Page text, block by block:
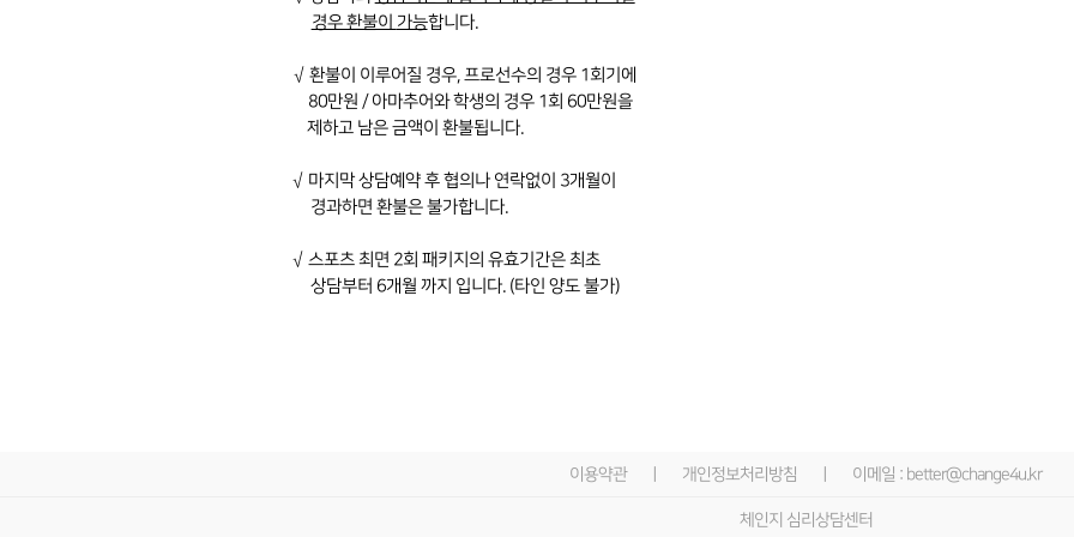
경우 환불이 가능합니다.
√ 환불이 이루어질 경우, 프로선수의 경우 1회기에
80만원 / 아마추어와 학생의 경우 1회 60만원을
제하고 남은 금액이 환불됩니다.
√마지막 상담예약 후 협의나 연락없이 3개월이
경과하면 환불은불가합니다.
√스포츠 최면 2회 패키지의 유효기간은 최초
상담부터 6개월 .까지 입니다. (타인 양도 불가)
이용약관 개인정보처리방침 이메일 : better@change4u.kr
체인지 심리상담센터